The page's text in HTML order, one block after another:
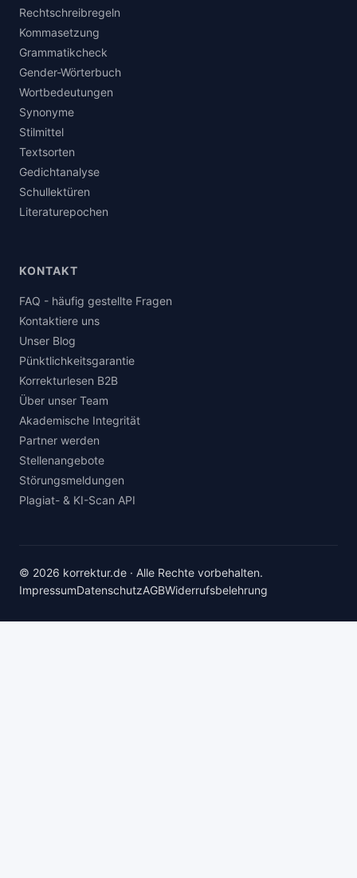
Rechtschreibregeln
Kommasetzung
Grammatikcheck
Gender-Wörterbuch
Wortbedeutungen
Synonyme
Stilmittel
Textsorten
Gedichtanalyse
Schullektüren
Literaturepochen
KONTAKT
FAQ - häufig gestellte Fragen
Kontaktiere uns
Unser Blog
Pünktlichkeitsgarantie
Korrekturlesen B2B
Über unser Team
Akademische Integrität
Partner werden
Stellenangebote
Störungsmeldungen
Plagiat- & KI-Scan API
© 2026 korrektur.de · Alle Rechte vorbehalten.
ImpressumDatenschutzAGBWiderrufsbelehrung